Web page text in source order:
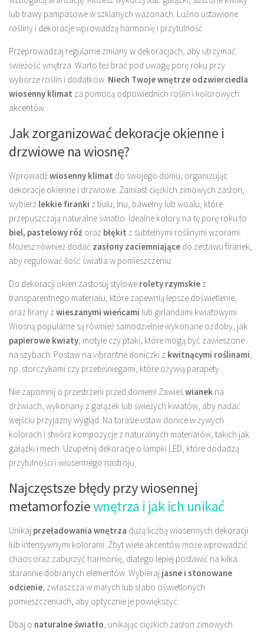
lub trawy pampasowe w szklanych wazonach. Luźno ustawione
rośliny i dekoracje wprowadzą harmonię i przytulność.
Przeprowadzaj regularne zmiany w dekoracjach, aby utrzymać
świeżość wnętrza. Warto też brać pod uwagę porę roku przy
wyborze roślin i dodatków. Niech Twoje wnętrze odzwierciedla
wiosenny klimat za pomocą odpowiednich roślin i kolorowych
akcentów.
Jak zorganizować dekoracje okienne i
drzwiowe na wiosnę?
Wprowadźwiosenny klimat do swojego domu, organizując
dekoracje okienne i drzwiowe. Zamiast ciężkich zimowych zasłon,
wybierz lekkie firanki z tiulu, lnu, bawełny lub woalu, które
przepuszczają naturalne światło. Idealne kolory na tę porę roku to
biel, pastelowy róż oraz błękit z subtelnymi roślinymi wzorami.
Możesz również dodać zasłony zaciemniające do zestawu firanek,
aby regulować ilość światła w pomieszczeniu.
Do dekoracji okien zastosuj stylowe rolety rzymskie z
transparentnego materiału, które zapewnią lepsze doświetlenie,
oraz firany z wieszanymi wieńcami lub girlandami kwiatowymi.
Wiosną popularne są również samodzielnie wykonane ozdoby, jak
papierowe kwiaty, motyle czy ptaki, które mogą być zawieszone
na szybach. Postaw na vibrantne doniczki z kwitnącymi roślinami,
np. storczykami czy przebiśniegami, które ożywią parapety.
Nie zapomnij o przestrzeni przed domem! Zawieświanek na
drzwiach, wykonany z gałązek lub świeżych kwiatów, aby nadać
wejściu przyjazny wygląd. Na tarasie ustaw donice w żywych
kolorach i stwórz kompozycje z naturalnych materiałów, takich jak
gałązki i mech. Uzupełnij dekoracje o lampki LED, które dodadzą
przytulności i wiosennego nastroju.
Najczęstsze błędy przy wiosennej
metamorfoziewnętrza i jak ich unikać
Unikaj przeładowania wnętrza dużą liczbą wiosennych dekoracji
lub intensywnymi kolorami. Zbyt wiele akcentów może wprowadzić
chaos oraz zaburzyć harmonię, dlatego lepiej postawić na kilka
starannie dobranych elementów. Wybieraj jasne i stonowane
odcienie, zwłaszcza w małych lub słabo oświetlonych
pomieszczeniach, aby optycznie je powiększyć.
Dbaj o naturalne światło, unikając ciężkich zasłon zimowych.